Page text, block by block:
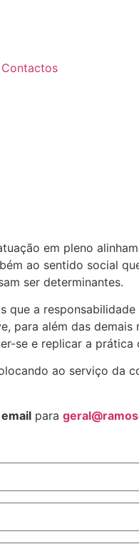
Contactos
em pleno
ao sentido social
ser determinantes.
que a
para além das demais
se e replicar a prática
ao serviço da
para